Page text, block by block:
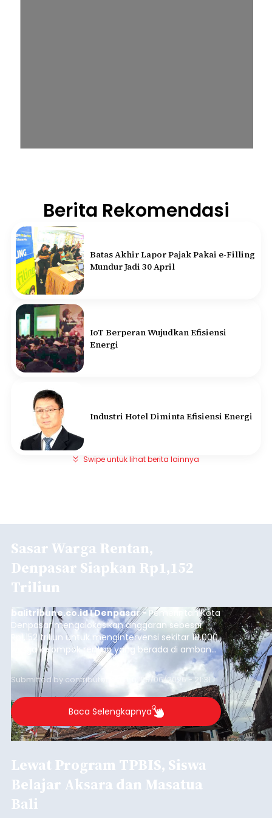
Berita Rekomendasi
Batas Akhir Lapor Pajak Pakai e-Filling
Mundur Jadi 30 April
IoT Berperan Wujudkan Efisiensi
Energi
Industri Hotel Diminta Efisiensi Energi
Swipe untuk lihat berita lainnya
Sasar Warga Rentan,
Denpasar Siapkan Rp1,152
Triliun
balitribune.co.id I Denpasar - Pemerintah Kota
Denpasar mengalokasikan anggaran sebesar
Rp1,152 triliun untuk mengintervensi sekitar 18.000
warga kelompok rentan yang berada di ambang
garis kemiskinan. Langkah strategis ini diambil
guna menjaga masyarakat yang berada pada
kelompok desil 5 dan 6 tersebut agar tidak
merosot ke kategori miskin.
Submitted by contributor Thu, 08/06/2026 - 21:31
Baca Selengkapnya
Lewat Program TPBIS, Siswa
Belajar Aksara dan Masatua
Bali